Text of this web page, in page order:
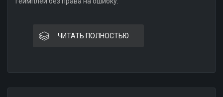
ЧИТАТЬ ПОЛНОСТЬЮ